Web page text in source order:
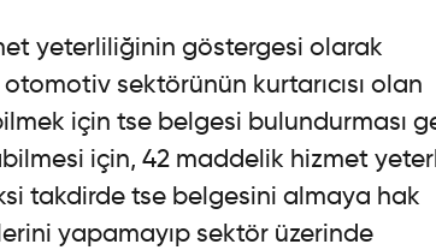
yeterliliğinin göstergesi olarak
sektörünün kurtarıcısı olan
için tse belgesi bulundurması
için, 42 maddelik hizmet
takdirde tse belgesini almaya hak
yapamayıp sektör üzerinde